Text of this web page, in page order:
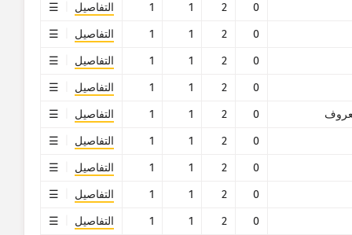
0
2
1
1
التفاصيل
0
2
1
1
التفاصيل
0
2
1
1
التفاصيل
0
2
1
1
التفاصيل
0
2
1
1
التفاصيل
0
2
1
1
التفاصيل
0
2
1
1
التفاصيل
0
2
1
1
التفاصيل
0
2
1
1
التفاصيل